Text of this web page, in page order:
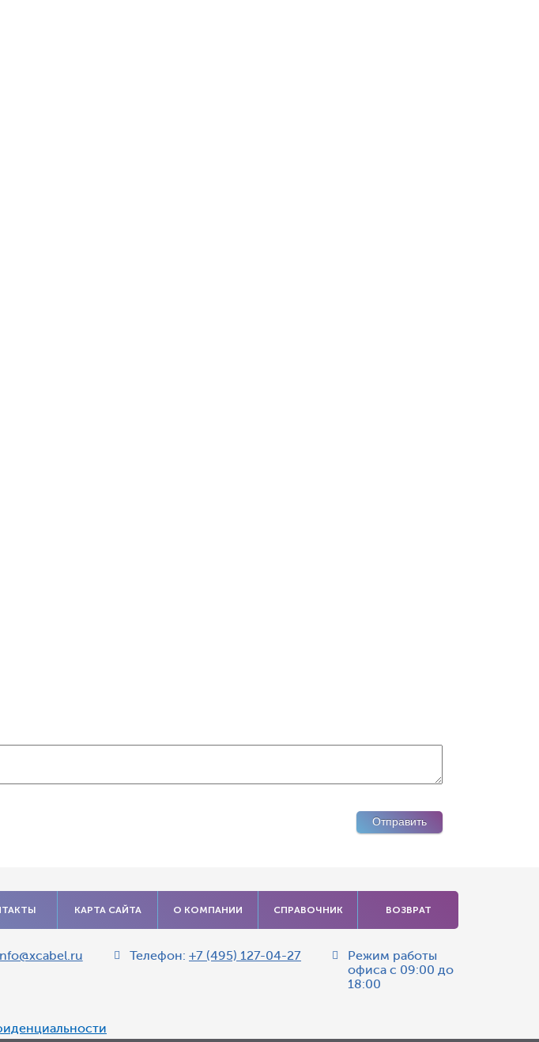
КАРТА САЙТА О КОМПАНИИ СПРАВОЧНИК ВОЗВРАТ
Телефон:+7 (495) 127-04-27
Режим работы
офиса с 09:00 до
18:00